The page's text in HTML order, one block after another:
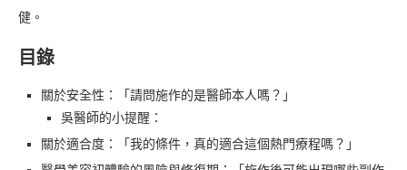
健。
目錄
關於安全性：「請問施作的是醫師本人嗎？」
吳醫師的小提醒：
關於適合度：「我的條件，真的適合這個熱門療程嗎？」